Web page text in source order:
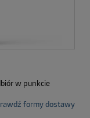
w punkcie
formy dostawy